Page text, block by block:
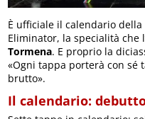
È ufficiale il calendario
Eliminator, la specialità che
Tormena. E proprio la
«Ogni tappa porterà con
brutto».
Il calendario: